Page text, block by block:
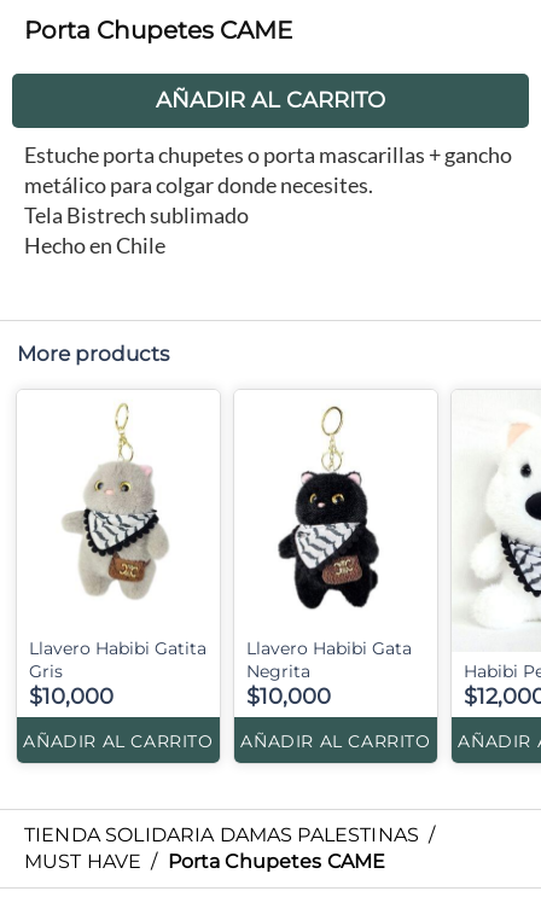
Porta Chupetes CAME
AÑADIR AL CARRITO
Estuche porta chupetes o porta mascarillas + gancho
metálico para colgar donde necesites.
Tela Bistrech sublimado
Hecho en Chile
More products
Llavero Habibi Gatita
Gris
$10,000
AÑADIR AL CARRITO
Llavero Habibi Gata
Negrita
$10,000
AÑADIR AL CARRITO
Habibi
AÑADIR
TIENDA SOLIDARIA DAMAS PALESTINAS /
MUST HAVE / Porta Chupetes CAME